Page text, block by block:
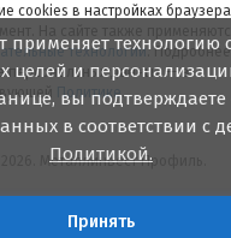
cookies в настройках
технологии.
персональных данных — в
Политике.
Металлинвест Профиль.
применяет технологию
целей и
вы подтверждаете
в соответствии с
Политикой.
Принять